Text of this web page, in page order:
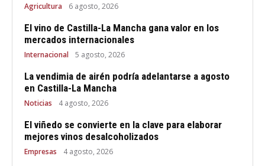
Agricultura 6 agosto, 2026
El vino de Castilla-La Mancha gana valor en los
mercados internacionales
Internacional 5 agosto, 2026
La vendimia de airén podría adelantarse a agosto
en Castilla-La Mancha
Noticias 4 agosto, 2026
El viñedo se convierte en la clave para elaborar
mejores vinos desalcoholizados
Empresas 4 agosto, 2026